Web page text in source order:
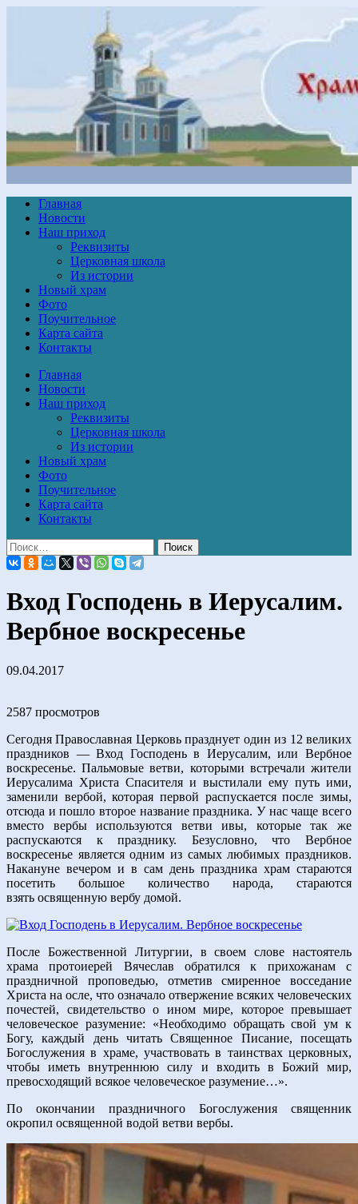
Главная
Новости
Наш приход
Реквизиты
Церковная школа
Из истории
Новый храм
Фото
Поучительное
Карта сайта
Контакты
Главная
Новости
Наш приход
Реквизиты
Церковная школа
Из истории
Новый храм
Фото
Поучительное
Карта сайта
Контакты
Вход Господень в Иерусалим.
Вербное воскресенье
09.04.2017
2587 просмотров
Сегодня Православная Церковь празднует один из 12 великих
праздников — Вход Господень в Иерусалим, или Вербное
воскресенье. Пальмовые ветви, которыми встречали жители
Иерусалима Христа Спасителя и выстилали ему путь ими,
заменили вербой, которая первой распускается после зимы,
отсюда и пошло второе название праздника. У нас чаще всего
вместо вербы используются ветви ивы, которые так же
распускаются к празднику. Безусловно, что Вербное
воскресенье является одним из самых любимых праздников.
Накануне вечером и в сам день праздника храм стараются
посетить большое количество народа, стараются
взять освященную вербу домой.
После Божественной Литургии, в своем слове настоятель
храма протоиерей Вячеслав обратился к прихожанам с
праздничной проповедью, отметив смиренное восседание
Христа на осле, что означало отвержение всяких человеческих
почестей, свидетельство о ином мире, которое превышает
человеческое разумение: «Необходимо обращать свой ум к
Богу, каждый день читать Священное Писание, посещать
Богослужения в храме, участвовать в таинствах церковных,
чтобы иметь внутреннюю силу и входить в Божий мир,
превосходящий всякое человеческое разумение…».
По окончании праздничного Богослужения священник
окропил освященной водой ветви вербы.